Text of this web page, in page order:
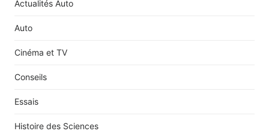
Actualités Auto
Auto
Cinéma et TV
Conseils
Essais
Histoire des Sciences